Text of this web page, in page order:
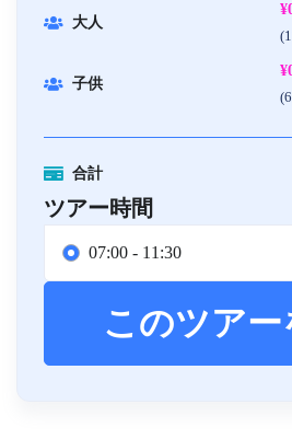
大人
子供
合計
ツアー時間
07:00 - 11:30
このツアー